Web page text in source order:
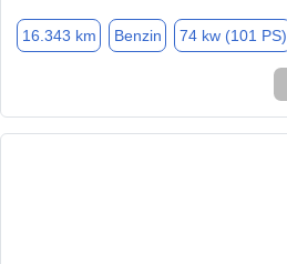
16.343 km Benzin 74 kw (101 PS)